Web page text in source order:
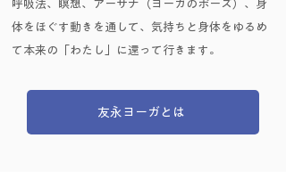
​呼吸法、瞑想、アーサナ（ヨーガのポーズ）、身
体をほぐす動きを通して、気持ちと身体をゆるめ
て本来の「わたし」に還って行きます。
友永ヨーガとは